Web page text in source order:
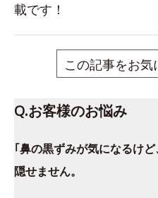
載です！
この記事をお気
Q.お客様のお悩み
｢鼻の黒ずみが気になるけ
隠せません。